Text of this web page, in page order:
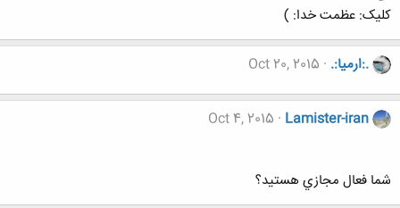
کلیک: عظمت خدا: )
.:ارمیا:. Oct 20, 2015
Lamister-iran
Oct 4, 2015
شما فعال مجازي هستيد؟